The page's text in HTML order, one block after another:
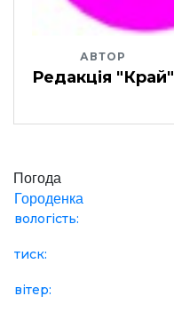
АВТОР
Редакція "Край"
Погода
Городенка
вологість:
тиск:
вітер: